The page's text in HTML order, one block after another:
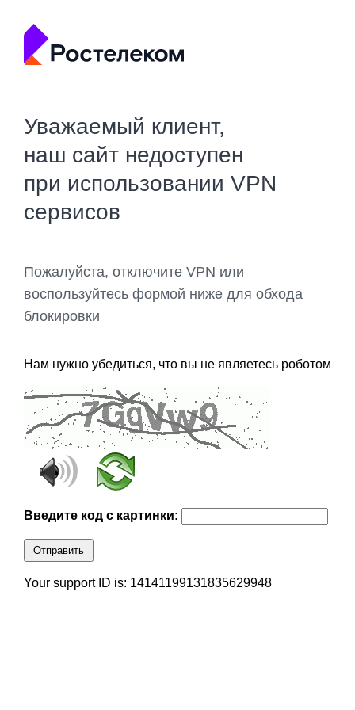
Уважаемый клиент,
наш сайт недоступен
при использовании VPN
сервисов
Пожалуйста, отключите VPN или
воспользуйтесь формой ниже для обхода
блокировки
Нам нужно убедиться, что вы не являетесь роботом
Введите код с картинки:
Отправить
Your support ID is: 14141199131835629948